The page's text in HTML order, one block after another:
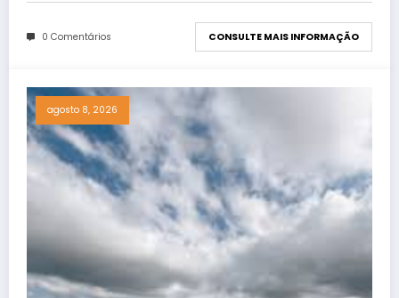
0 Comentários CONSULTE MAIS INFORMAÇÃO
agosto 8, 2026